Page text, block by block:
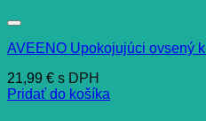
AVEENO Upokojujúci ovsený
21,99 € s DPH
Pridať do košíka